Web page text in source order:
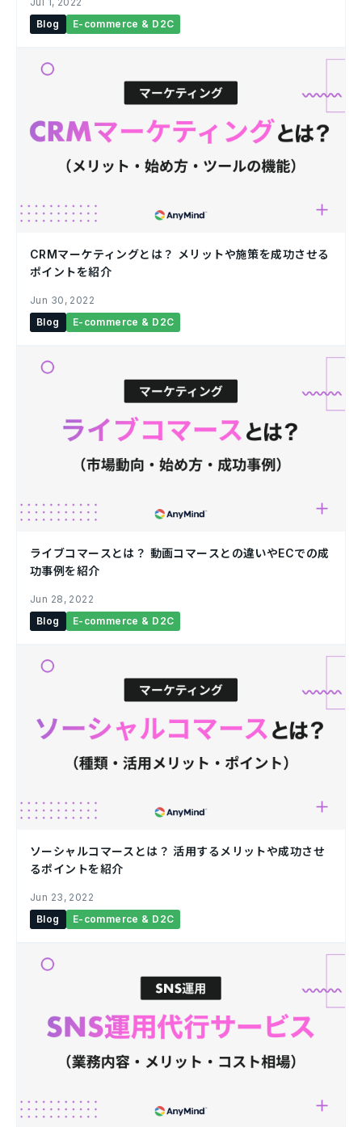
Blog
E-commerce & D2C
CRMマーケティングとは？ メリットや施策を成功させる
ポイントを紹介￼
Jun 30, 2022
Blog
E-commerce & D2C
ライブコマースとは？ 動画コマースとの違いやECでの成
功事例を紹介￼
Jun 28, 2022
Blog
E-commerce & D2C
ソーシャルコマースとは？ 活用するメリットや成功させ
るポイントを紹介￼
Jun 23, 2022
Blog
E-commerce & D2C